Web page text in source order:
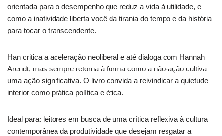
orientada para o desempenho que reduz a vida à utilidade, e
como a inatividade liberta você da tirania do tempo e da história
para tocar o transcendente.
Han critica a aceleração neoliberal e até dialoga com Hannah
Arendt, mas sempre retorna à forma como a não‑ação cultiva
uma ação significativa. O livro convida a reivindicar a quietude
interior como prática política e ética.
Ideal para: leitores em busca de uma crítica reflexiva à cultura
contemporânea da produtividade que desejam resgatar a